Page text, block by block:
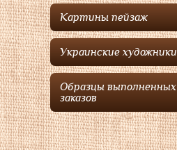
Картины пейзаж
Украинские художники
Образцы выполненных
заказов